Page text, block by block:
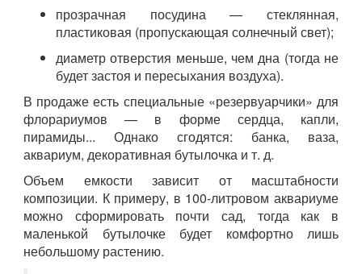
прозрачная посудина — стеклянная,
пластиковая (пропускающая солнечный свет);
диаметр отверстия меньше, чем дна (тогда не
будет застоя и пересыхания воздуха).
В продаже есть специальные «резервуарчики» для
флорариумов — в форме сердца, капли,
пирамиды... Однако сгодятся: банка, ваза,
аквариум, декоративная бутылочка и т. д.
Объем емкости зависит от масштабности
композиции. К примеру, в 100-литровом аквариуме
можно сформировать почти сад, тогда как в
маленькой бутылочке будет комфортно лишь
небольшому растению.